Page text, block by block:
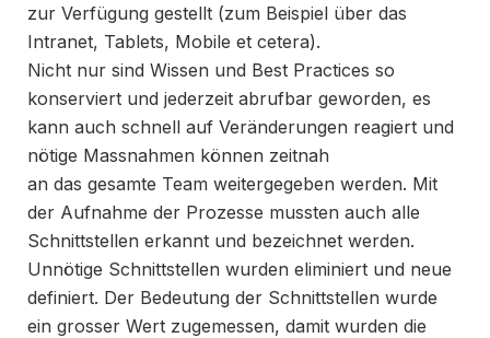
zur Verfügung gestellt (zum Beispiel über das
Intranet, Tablets, Mobile et cetera).
Nicht nur sind Wissen und Best Practices so
konserviert und jederzeit abrufbar geworden, es
kann auch schnell auf Veränderungen reagiert und
nötige Massnahmen können zeitnah
an das gesamte Team weitergegeben werden. Mit
der Aufnahme der Prozesse mussten auch alle
Schnittstellen erkannt und bezeichnet werden.
Unnötige Schnittstellen wurden eliminiert und neue
definiert. Der Bedeutung der Schnittstellen wurde
ein grosser Wert zugemessen, damit wurden die